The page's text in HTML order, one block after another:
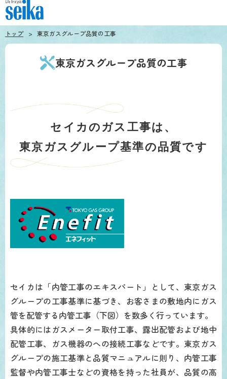
トップ 東京ガスグループ品質の工事
東京ガスグループ品質の工事
セイカのガス工事は、
東京ガスグループ基準の品質です
セイカは「内管工事のエキスパート」として、東京ガス
グループの工事基準に基づき、お客さまの敷地内にガス
管を配管する内管工事（下図）を数多く行っています。
具体的にはガスメーター取付工事、露出配管および地中
配管工事、ガス機器のへの接続工事などです。東京ガス
グループの施工基準と品質マニュアルに則り、内管工事
監督や内管工事士などの資格を持った社員が、品質の高